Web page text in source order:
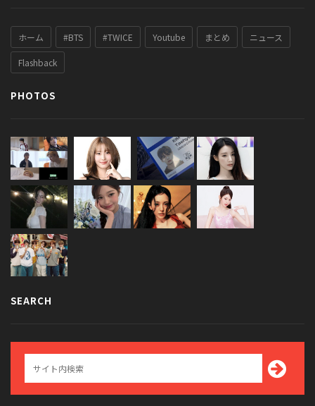
ホーム #BTS #TWICE Youtube まとめ ニュース
Flashback
PHOTOS
SEARCH